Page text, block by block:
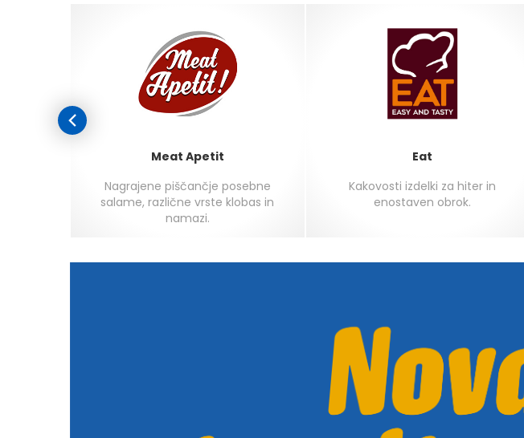
Meat Apetit
Nagrajene piščančje posebne
salame, različne vrste klobas in
namazi.
Eat
Kakovosti izdelki za hiter in
enostaven obrok.